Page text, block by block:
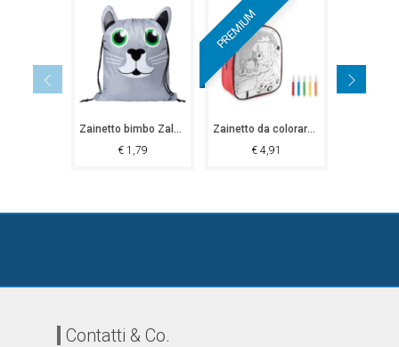
Zainetto bimbo Zaldivar
€1,79
Zainetto da colorare Pagnacco
€4,91
PREMIUM
Contatti & Co.